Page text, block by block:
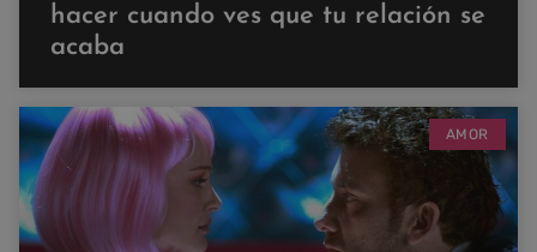
hacer cuando ves que tu relación se
acaba
AMOR